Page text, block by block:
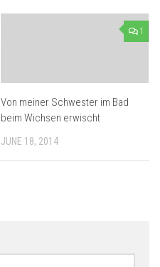
1
Von meiner Schwester im Bad
beim Wichsen erwischt
JUNE 18, 2014